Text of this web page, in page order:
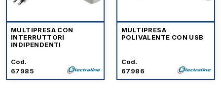
MULTIPRESA CON
INTERRUTTORI
INDIPENDENTI
Cod.
67985
MULTIPRESA
POLIVALENTE CON USB
Cod.
67986